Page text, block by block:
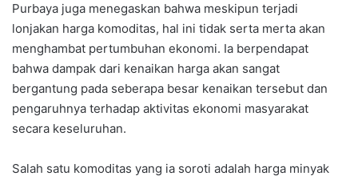
Purbaya juga menegaskan bahwa meskipun terjadi
lonjakan harga komoditas, hal ini tidak serta merta akan
menghambat pertumbuhan ekonomi. Ia berpendapat
bahwa dampak dari kenaikan harga akan sangat
bergantung pada seberapa besar kenaikan tersebut dan
pengaruhnya terhadap aktivitas ekonomi masyarakat
secara keseluruhan.
Salah satu komoditas yang ia soroti adalah harga minyak